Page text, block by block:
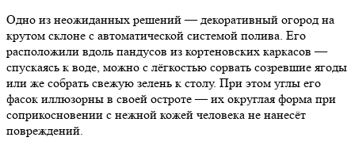
Одно из неожиданных решений — декоративный огород на
крутом склоне с автоматической системой полива. Его
расположили вдоль пандусов из кортеновских каркасов —
спускаясь к воде, можно с лёгкостью сорвать созревшие ягоды
или же собрать свежую зелень к столу. При этом углы его
фасок иллюзорны в своей остроте — их округлая форма при
соприкосновении с нежной кожей человека не нанесёт
повреждений.